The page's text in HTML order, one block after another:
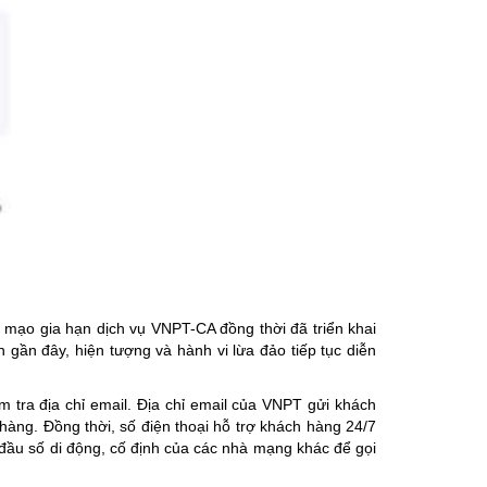
gia hạn dịch vụ VNPT-CA đồng thời đã triển khai
đây, hiện tượng và hành vi lừa đảo tiếp tục diễn
địa chỉ email. Địa chỉ email của VNPT gửi khách
Đồng thời, số điện thoại hỗ trợ khách hàng 24/7
số di động, cố định của các nhà mạng khác để gọi